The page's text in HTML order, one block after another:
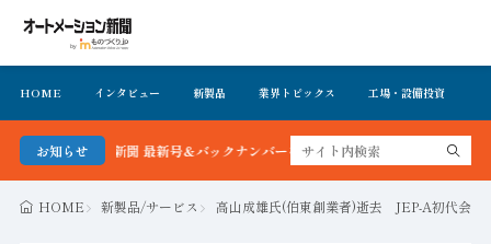
HOME インタビュー 新製品 業界トピックス 工場・設備投資
お知らせ
ション新聞 最新号＆バックナンバーを無料で公開中 詳細はこちら
HOME 新製品/サービス 高山成雄氏(伯東創業者)逝去 JEP-A初代会長